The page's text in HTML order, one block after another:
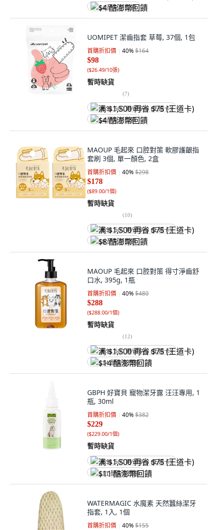
$4 酷澎幣回饋
UOMIPET 潔齒指套 草莓, 37個, 1包
首購折扣價 40%$164
$98
($26.49/10張)
暫時缺貨
(7)
满 $1,500 再省 $75 (王道卡)
$4 酷澎幣回饋
MAOUP 毛起來 口腔對策 軟膠護齦指
套刷 3個, 單一顏色, 2盒
首購折扣價 40%$298
$178
($89.00/1個)
暫時缺貨
(10)
满 $1,500 再省 $75 (王道卡)
$8 酷澎幣回饋
MAOUP 毛起來 口腔對策 得寸淨齒舒
口水, 395g, 1瓶
首購折扣價 40%$480
$288
($288.00/1個)
暫時缺貨
(12)
满 $1,500 再省 $75 (王道卡)
$14 酷澎幣回饋
GBPH 好寶貝 寵物潔牙露 汪汪專用, 1
瓶, 30ml
首購折扣價 40%$382
$229
($229.00/1個)
暫時缺貨
满 $1,500 再省 $75 (王道卡)
$11 酷澎幣回饋
WATERMAGIC 水魔素 天然蠶絲潔牙
指套, 1入, 1個
首購折扣價 40%$155